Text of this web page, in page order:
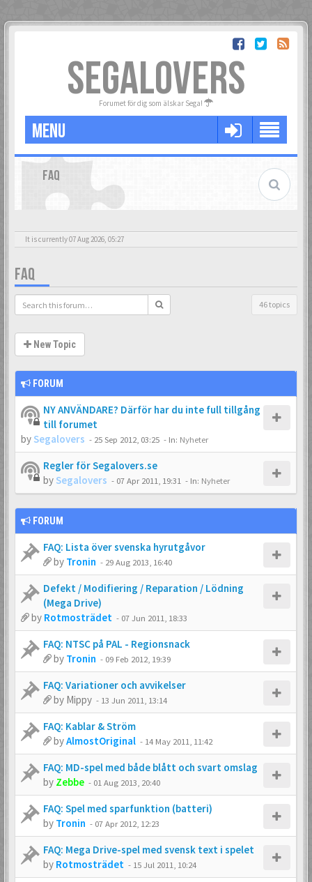
SEGALOVERS
Forumet för dig som älskar Sega!
MENU
FAQ
It is currently 07 Aug 2026, 05:27
FAQ
46 topics
New Topic
FORUM
NY ANVÄNDARE? Därför har du inte full tillgång
till forumet
by Segalovers - 25 Sep 2012, 03:25 - In: Nyheter
Regler för Segalovers.se
by Segalovers - 07 Apr 2011, 19:31 - In: Nyheter
FORUM
FAQ: Lista över svenska hyrutgåvor
by Tronin - 29 Aug 2013, 16:40
Defekt / Modifiering / Reparation / Lödning
(Mega Drive)
by Rotmosträdet - 07 Jun 2011, 18:33
FAQ: NTSC på PAL - Regionsnack
by Tronin - 09 Feb 2012, 19:39
FAQ: Variationer och avvikelser
by Mippy - 13 Jun 2011, 13:14
FAQ: Kablar & Ström
byAlmostOriginal - 14 May 2011, 11:42
FAQ: MD-spel med både blått och svart omslag
by Zebbe - 01 Aug 2013, 20:40
FAQ: Spel med sparfunktion (batteri)
by Tronin - 07 Apr 2012, 12:23
FAQ: Mega Drive-spel med svensk text i spelet
by Rotmosträdet - 15 Jul 2011, 10:24